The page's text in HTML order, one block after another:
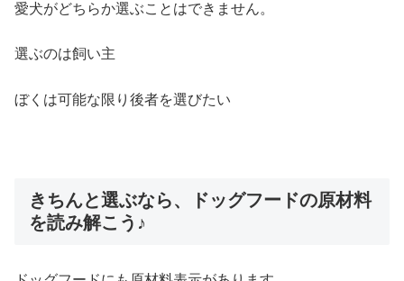
愛犬がどちらか選ぶことはできません。
選ぶのは飼い主
ぼくは可能な限り後者を選びたい
きちんと選ぶなら、ドッグフードの原材料
を読み解こう♪